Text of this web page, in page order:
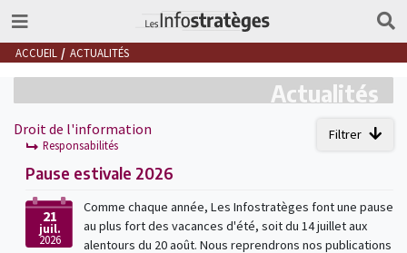
ACCUEIL ACTUALITÉS
Actualités
Droit de l'information
Responsabilités
Filtrer
Pause estivale 2026
21
juil.
2026
Comme chaque année, Les Infostratèges font une pause
au plus fort des vacances d'été, soit du 14 juillet aux
alentours du 20 août. Nous reprendrons nos publications